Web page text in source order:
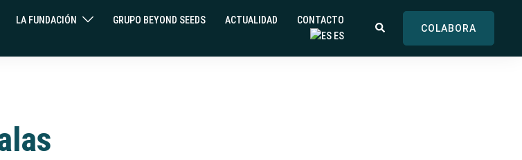
LA FUNDACIÓN GRUPO BEYOND SEEDS ACTUALIDAD
CONTACTO
ES
COLABORA